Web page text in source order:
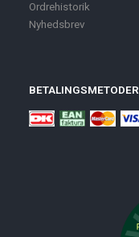
Ordrehistorik
Nyhedsbrev
BETALINGSMETODER